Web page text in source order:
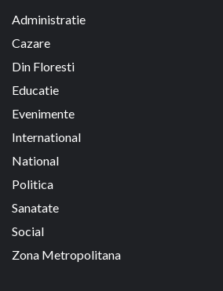
Administratie
Cazare
Din Floresti
Educatie
Evenimente
International
National
Politica
Sanatate
Social
Zona Metropolitana